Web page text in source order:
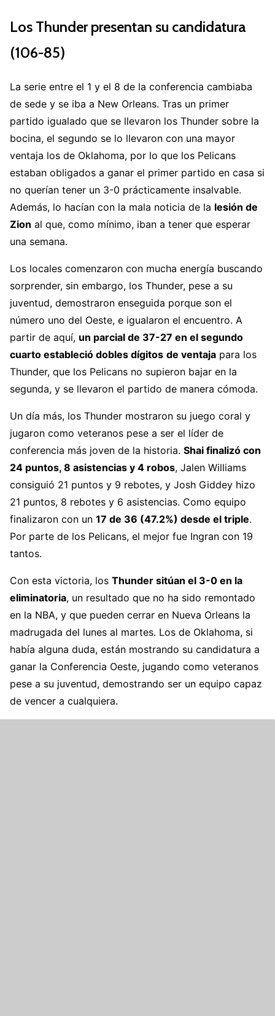
Los Thunder presentan su candidatura
(106-85)
La serie entre el 1 y el 8 de la conferencia cambiaba
de sede y se iba a New Orleans. Tras un primer
partido igualado que se llevaron los Thunder sobre la
bocina, el segundo se lo llevaron con una mayor
ventaja los de Oklahoma, por lo que los Pelicans
estaban obligados a ganar el primer partido en casa si
no querían tener un 3-0 prácticamente insalvable.
Además, lo hacían con la mala noticia de la lesión de
Zion al que, como mínimo, iban a tener que esperar
una semana.
Los locales comenzaron con mucha energía buscando
sorprender, sin embargo, los Thunder, pese a su
juventud, demostraron enseguida porque son el
número uno del Oeste, e igualaron el encuentro. A
partir de aquí, un parcial de 37-27 en el segundo
cuarto estableció dobles dígitos de ventaja para los
Thunder, que los Pelicans no supieron bajar en la
segunda, y se llevaron el partido de manera cómoda.
Un día más, los Thunder mostraron su juego coral y
jugaron como veteranos pese a ser el líder de
conferencia más joven de la historia. Shai finalizó con
24 puntos, 8 asistencias y 4 robos, Jalen Williams
consiguió 21 puntos y 9 rebotes, y Josh Giddey hizo
21 puntos, 8 rebotes y 6 asistencias. Como equipo
finalizaron con un 17 de 36 (47.2%) desde el triple.
Por parte de los Pelicans, el mejor fue Ingran con 19
tantos.
Con esta victoria, los Thunder sitúan el 3-0 en la
eliminatoria, un resultado que no ha sido remontado
en la NBA, y que pueden cerrar en Nueva Orleans la
madrugada del lunes al martes. Los de Oklahoma, si
había alguna duda, están mostrando su candidatura a
ganar la Conferencia Oeste, jugando como veteranos
pese a su juventud, demostrando ser un equipo capaz
de vencer a cualquiera.